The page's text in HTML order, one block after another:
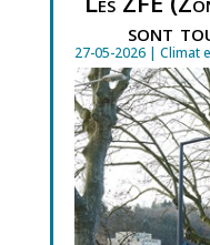
sont
27-05-2026| Climat